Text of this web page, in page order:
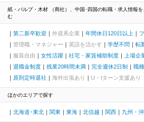
紙・パルプ・木材 （商社）、中国･四国の転職・求人情報
む
第二新卒歓迎 外資系企業 年間休日120日以上
管理職・マネジャー
英語を活かす 学歴不問
転
服装自由
女性活躍 社宅・家賃補助制度 上場企
退職金制度
残業20時間未満 完全週休2日制 職
原則定時退社
海外出張あり U・Iターン支援あり
ほかのエリアで探す
北海道･東北 関東 東海 北信越 関西 九州・